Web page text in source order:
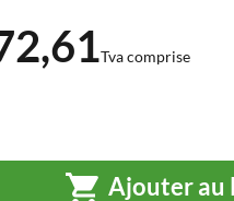
Tva comprise
Ajouter au